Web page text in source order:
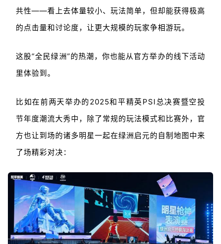
共性——看上去体量较小、玩法简单，但却能获得极高
的点击量和讨论度，让更大规模的玩家争相游玩。
这股“全民绿洲”的热潮，你也能从官方举办的线下活动
里体验到。
比如在前两天举办的2025和平精英PSI总决赛暨空投
节年度潮流大秀中，除了常规的玩法模式和比赛外，官
方也让到场的诸多明星一起在绿洲启元的自制地图中来
了场精彩对决：